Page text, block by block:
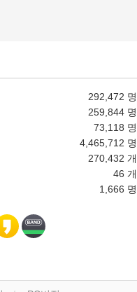
292,472 명
259,844 명
73,118 명
4,465,712 명
270,432 개
46 개
1,666 명